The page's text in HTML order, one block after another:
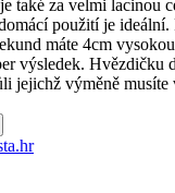
také za velmi lacinou
použití je ideální.
máte 4cm
výsledek. Hvězdičku
jejichž výměně